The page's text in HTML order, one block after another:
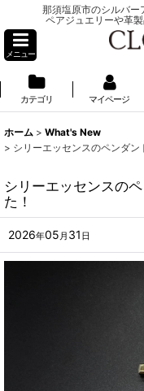
那須塩原市のシルバー
ペアジュエリーや革
メニュー
カテゴリ マイページ
ホーム > What's New
> シリーエッセンスのペンダン
シリーエッセンスの
た！
2026年05 月 31 日